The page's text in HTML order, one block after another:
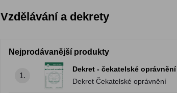
Vzdělávání a dekrety
Nejprodávanější produkty
1.
Dekret - čekatelské oprávnění
Dekret Čekatelské oprávnění